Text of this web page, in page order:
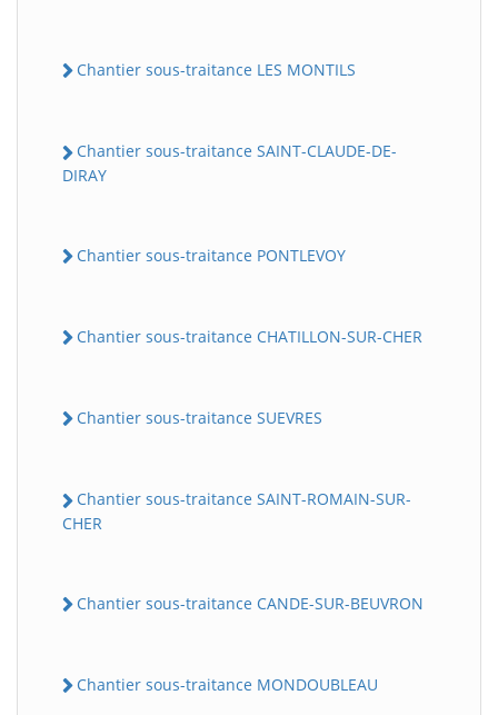
Chantier sous-traitance LES MONTILS
Chantier sous-traitance SAINT-CLAUDE-DE-
DIRAY
Chantier sous-traitance PONTLEVOY
Chantier sous-traitance CHATILLON-SUR-CHER
Chantier sous-traitance SUEVRES
Chantier sous-traitance SAINT-ROMAIN-SUR-
CHER
Chantier sous-traitance CANDE-SUR-BEUVRON
Chantier sous-traitance MONDOUBLEAU